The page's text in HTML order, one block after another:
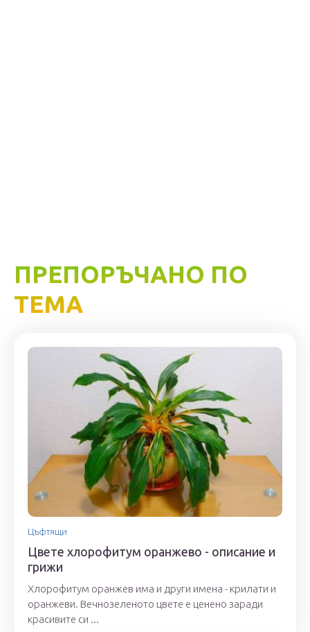
ПРЕПОРЪЧАНО ПО
ТЕМА
Цъфтящи
Цвете хлорофитум оранжево - описание и
грижи
Хлорофитум оранжев има и други имена - крилати и
оранжеви. Вечнозеленото цвете е ценено заради
красивите си ...